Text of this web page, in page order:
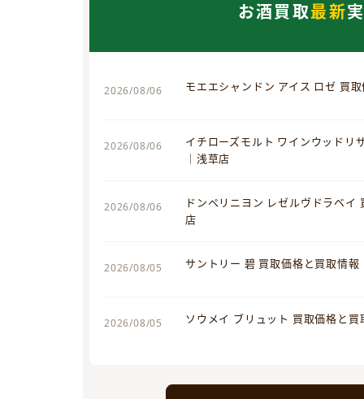
お酒買取最新
2026/08/06 モエエシャンドン アイス ロゼ 買
2026/08/06
イチローズモルト ワインウッドリ
｜浅草店
2026/08/06
ドンペリニヨン レゼルヴドラベイ
店
2026/08/05 サントリー 碧 買取価格と買取情報
2026/08/05 ソウメイ ブリュット 買取価格と買